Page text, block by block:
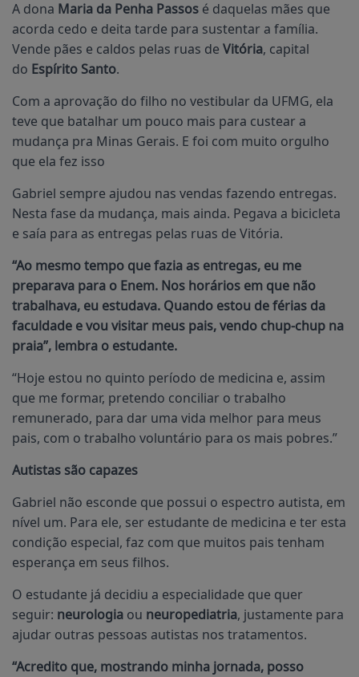
A dona Maria da Penha Passos é daquelas mães que
acorda cedo e deita tarde para sustentar a família.
Vende pães e caldos pelas ruas de Vitória, capital
do Espírito Santo.
Com a aprovação do filho no vestibular da UFMG, ela
teve que batalhar um pouco mais para custear a
mudança pra Minas Gerais. E foi com muito orgulho
que ela fez isso
Gabriel sempre ajudou nas vendas fazendo entregas.
Nesta fase da mudança, mais ainda. Pegava a bicicleta
e saía para as entregas pelas ruas de Vitória.
“Ao mesmo tempo que fazia as entregas, eu me
preparava para o Enem. Nos horários em que não
trabalhava, eu estudava. Quando estou de férias da
faculdade e vou visitar meus pais, vendo chup-chup na
praia”, lembra o estudante.
“Hoje estou no quinto período de medicina e, assim
que me formar, pretendo conciliar o trabalho
remunerado, para dar uma vida melhor para meus
pais, com o trabalho voluntário para os mais pobres.”
Autistas são capazes
Gabriel não esconde que possui o espectro autista, em
nível um. Para ele, ser estudante de medicina e ter esta
condição especial, faz com que muitos pais tenham
esperança em seus filhos.
O estudante já decidiu a especialidade que quer
seguir: neurologia ou neuropediatria, justamente para
ajudar outras pessoas autistas nos tratamentos.
“Acredito que, mostrando minha jornada, posso